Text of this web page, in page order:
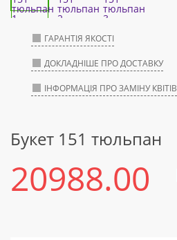
ГАРАНТІЯ ЯКОСТІ
ДОКЛАДНІШЕ ПРО ДОСТАВКУ
ІНФОРМАЦІЯ ПРО ЗАМІНУ КВІТІВ
Букет 151 тюльпан
20988.00